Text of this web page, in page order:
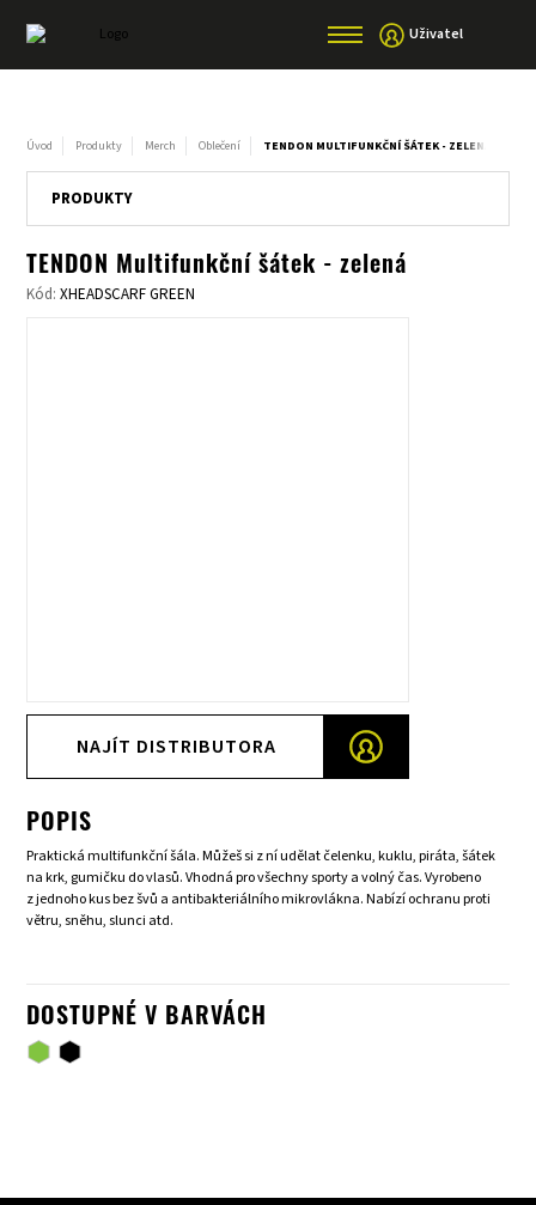
Uživatel
Úvod Produkty Merch Oblečení TENDON MULTIFUNKČNÍ ŠÁTEK - ZELENÁ
PRODUKTY
TENDON Multifunkční šátek - zelená
Kód:XHEADSCARF GREEN
NAJÍT DISTRIBUTORA
POPIS
Praktická multifunkční šála. Můžeš si z ní udělat čelenku, kuklu, piráta, šátek
na krk, gumičku do vlasů. Vhodná pro všechny sporty a volný čas. Vyrobeno
z jednoho kus bez švů a antibakteriálního mikrovlákna. Nabízí ochranu proti
větru, sněhu, slunci atd.
DOSTUPNÉ V BARVÁCH